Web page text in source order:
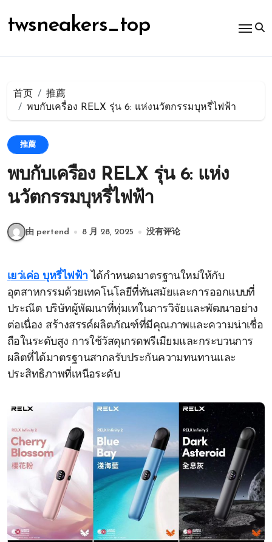
容
twsneakers_top
首页
推薦
พบกับเครื่อง RELX รุ่น 6: แห่งนวัตกรรมบุหรี่ไฟฟ้า
推薦
พบกับเครื่อง RELX รุ่น 6: แห่ง
นวัตกรรมบุหรี่ไฟฟ้า
由 pertend 8 月 28, 2025 没有评论
เยว่เค่อ บุหรี่ไฟฟ้าได้กำหนดมาตรฐานใหม่ให้กับ
อุตสาหกรรมด้วยเทคโนโลยีที่ทันสมัยและการออกแบบที่
ประณีต บริษัทผู้พัฒนาที่ทุ่มเทในการวิจัยและพัฒนาอย่าง
ต่อเนื่อง สร้างสรรค์ผลิตภัณฑ์ที่มีคุณภาพและความน่าเชื่อ
ถือในระดับสูง การใช้วัสดุเกรดพรีเมียมและกระบวนการ
ผลิตที่ได้มาตรฐานสากลรับประกันความทนทานและ
ประสิทธิภาพที่เหนือระดับ